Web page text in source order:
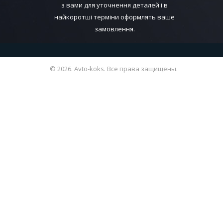
з вами для уточнення деталей і в
найкоротші терміни оформлять ваше
замовлення.
© 2026. Avto-koks. Все права защищены.